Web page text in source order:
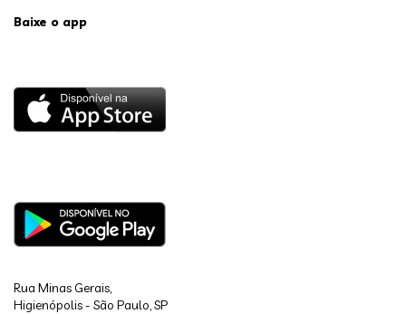
Baixe o app
Rua Minas Gerais,
Higienópolis - São Paulo, SP